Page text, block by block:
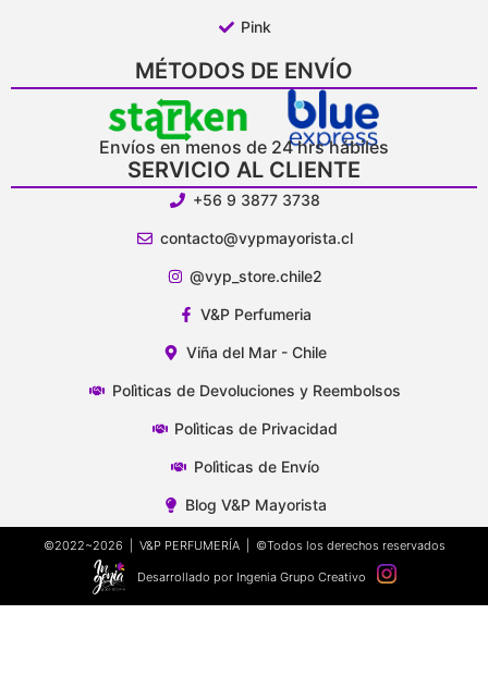
Pink
MÉTODOS DE ENVÍO
Envíos en menos de 24 hrs hábiles
SERVICIO AL CLIENTE
+56 9 3877 3738
contacto@vypmayorista.cl
@vyp_store.chile2
V&P Perfumeria
Viña del Mar - Chile
Polìticas de Devoluciones y Reembolsos
Polìticas de Privacidad
Polìticas de Envío
Blog V&P Mayorista
©2022~2026 | V&P PERFUMERÍA | ©Todos los derechos reservados
Desarrollado por Ingenia Grupo Creativo